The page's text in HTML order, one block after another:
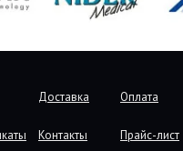
Доставка Оплата
Контакты Прайс-лист